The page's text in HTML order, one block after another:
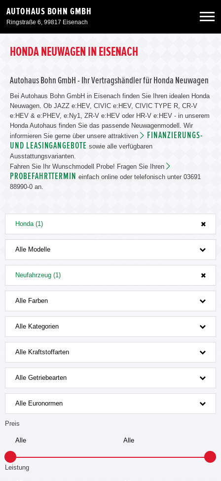
AUTOHAUS BOHN GMBH
Ringstraße 6, 99817 Eisenach
Neuwagen
Gebrauchtwagen
Angebote
Service & Zubehör
Unser Autohaus
HONDA NEUWAGEN IN EISENACH
Autohaus Bohn GmbH - Ihr Vertragshändler für Honda Neuwagen
Bei Autohaus Bohn GmbH in Eisenach finden Sie Ihren idealen Honda
Neuwagen. Ob JAZZ e:HEV, CIVIC e:HEV, CIVIC TYPE R, CR-V
e:HEV & e:PHEV, e:Ny1, ZR-V e:HEV oder HR-V e:HEV - in unserem
Honda Autohaus finden Sie das passende Neuwagenmodell. Wir
informieren Sie gerne über unsere attraktiven
FINANZIERUNGS-
UND LEASINGANGEBOTE sowie alle verfügbaren
Ausstattungsvarianten.
Fahren Sie Ihr Wunschmodell Probe! Fragen Sie Ihren
PROBEFAHRTTERMIN einfach online oder telefonisch unter 03691
88990-0 an.
Honda (1)
Alle Modelle
Neufahrzeug (1)
Alle Farben
Alle Kategorien
Alle Kraftstoffarten
Alle Getriebearten
Alle Euronormen
Preis
Leistung